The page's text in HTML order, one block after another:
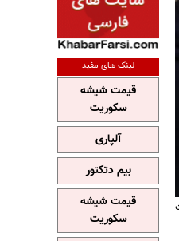
لینک های مفید
قیمت شیشه
سکوریت
آلپاری
بیم دتکتور
قیمت شیشه
سکوریت